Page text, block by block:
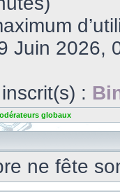
Juin 2026,
:
globaux
ne fête